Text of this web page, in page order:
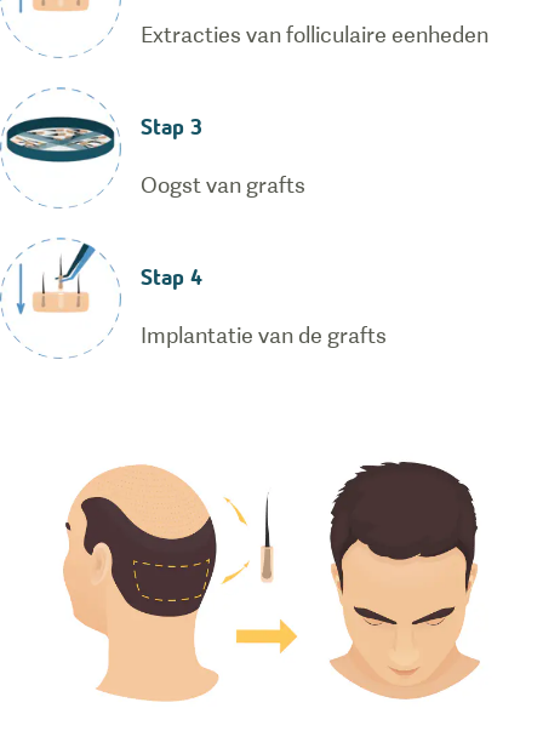
Extracties van folliculaire eenheden
Stap 3
Oogst van grafts
Stap 4
Implantatie van de grafts